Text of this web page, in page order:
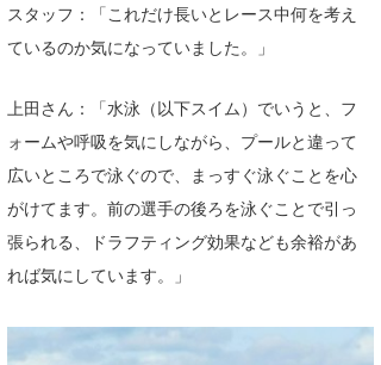
スタッフ：「これだけ長いとレース中何を考え
ているのか気になっていました。」
上田さん：「水泳（以下スイム）でいうと、フ
ォームや呼吸を気にしながら、プールと違って
広いところで泳ぐので、まっすぐ泳ぐことを心
がけてます。前の選手の後ろを泳ぐことで引っ
張られる、ドラフティング効果なども余裕があ
れば気にしています。」
米山予報士
予報士 hiro.
banpaku
Mr.K
chappy
Romisea